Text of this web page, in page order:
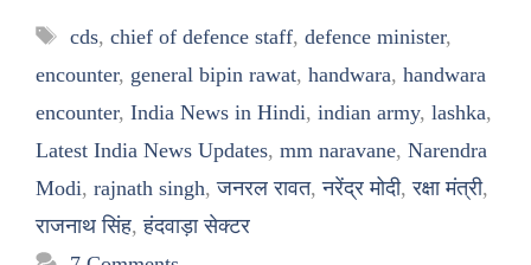
Tags
cds, chief of defence staff, defence minister,
encounter, general bipin rawat, handwara, handwara
encounter, India News in Hindi, indian army, lashka,
Latest India News Updates, mm naravane, Narendra
Modi, rajnath singh,जनरल रावत,नरेंद्र मोदी,रक्षा मंत्री,
राजनाथ सिंह,हंदवाड़ा सेक्टर